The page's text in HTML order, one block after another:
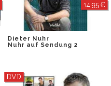
14,95 €
Dieter Nuhr
Nuhr auf Sendung 2
DVD